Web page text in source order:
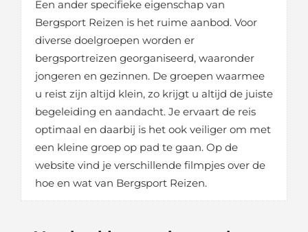
Een ander specifieke eigenschap van
Bergsport Reizen is het ruime aanbod. Voor
diverse doelgroepen worden er
bergsportreizen georganiseerd, waaronder
jongeren en gezinnen. De groepen waarmee
u reist zijn altijd klein, zo krijgt u altijd de juiste
begeleiding en aandacht. Je ervaart de reis
optimaal en daarbij is het ook veiliger om met
een kleine groep op pad te gaan. Op de
website vind je verschillende filmpjes over de
hoe en wat van Bergsport Reizen.